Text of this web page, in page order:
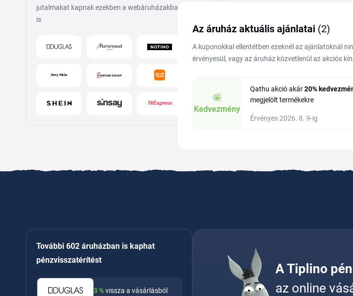
jutalmakat kapnak ezekben a webáruházakban
is
Az áruház aktuális ajánlatai (2)
A kuponokkal ellentétben ezeknél az ajánlatoknál
érvényesül, vagy az áruház közvetlenül az akciós
🤩
Kedvezmény
Qathu akció akár20%
megjelölt termékekre
Érvényes 2026. 8. 9-ig
További 602 áruházban is kaphat
pénzvisszatérítést
3%vissza a vásárlásból
A Tiplino
az online